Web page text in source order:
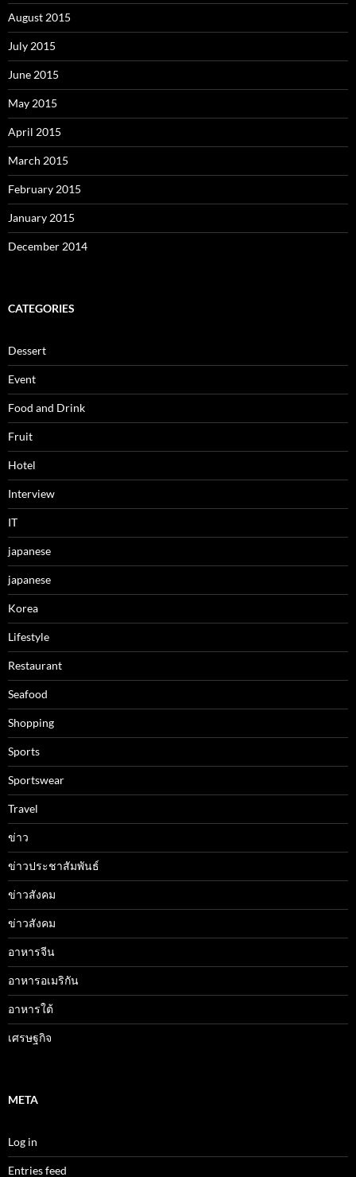
August 2015
July 2015
June 2015
May 2015
April 2015
March 2015
February 2015
January 2015
December 2014
CATEGORIES
Dessert
Event
Food and Drink
Fruit
Hotel
Interview
IT
japanese
japanese
Korea
Lifestyle
Restaurant
Seafood
Shopping
Sports
Sportswear
Travel
ข่าว
ข่าวประชาสัมพันธ์
ข่าวสังคม
ข่าวสังคม
อาหารจีน
อาหารอเมริกัน
อาหารใต้
เศรษฐกิจ
META
Log in
Entries feed